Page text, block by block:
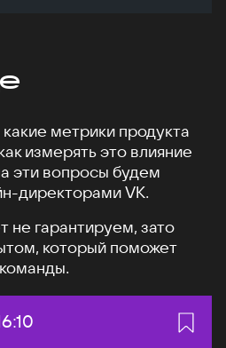
метрики продукта
измерять это влияние
эти вопросы будем
директорами VK.
не гарантируем, зато
который поможет